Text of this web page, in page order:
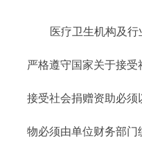
医疗卫生机构及
严格遵守国家关于接受
接受社会捐赠资助必
物必须由单位财务部